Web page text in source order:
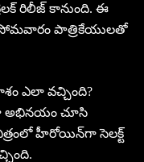
రిలీజ్‌ కానుంది. ఈ
పాత్రికేయులతో
ఎలా వచ్చింది?
అభినయం చూసి
హీరోయిన్‌గా సెలక్ట్‌